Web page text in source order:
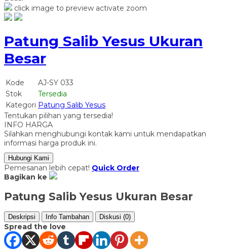
click image to preview activate zoom
Patung Salib Yesus Ukuran
Besar
Kode
AJ-SY 033
Stok
Tersedia
Kategori Patung Salib Yesus
Tentukan pilihan yang tersedia!
INFO HARGA
Silahkan menghubungi kontak kami untuk mendapatkan
informasi harga produk ini.
Hubungi Kami
Pemesanan lebih cepat! Quick Order
Bagikan ke
Patung Salib Yesus Ukuran Besar
Deskripsi Info Tambahan Diskusi (0)
Spread the love